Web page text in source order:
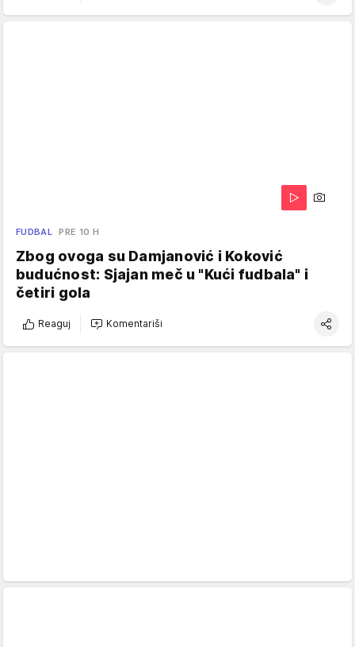
FUDBAL PRE 10 H
Zbog ovoga su Damjanović i Koković
budućnost: Sjajan meč u "Kući fudbala" i
četiri gola
Reaguj Komentariši